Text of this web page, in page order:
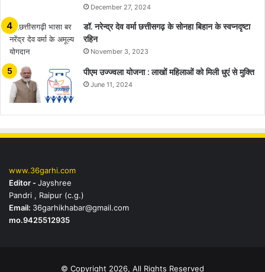
December 27, 2024
डॉ. नरेन्द्र देव वर्मा छत्तीसगढ़ के सोनहा बिहान के स्वप्नदृष्टा
रहिन
November 3, 2023
पीएम उज्ज्वला योजना : लाखों महिलाओं को मिली धुएं से मुक्ति
June 11, 2024
www.36garhi.com
Editor -Jayshree
Pandri , Raipur (c.g.)
Email: 36garhikhabar@gmail.com
mo.9425512935
© Copyright 2026, All Rights Reserved